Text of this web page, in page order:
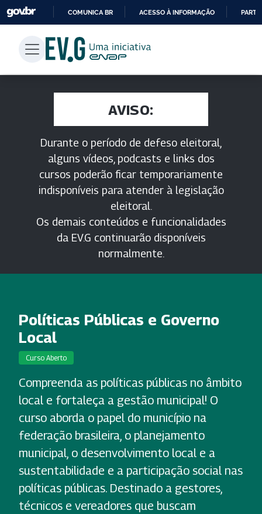
PARA
CONTEÚDO
COMUNICA BR ACESSO À INFORMAÇÃO
AVISO:
Durante o período de defeso eleitoral,
alguns vídeos, podcasts e links dos
cursos poderão ficar temporariamente
indisponíveis para atender à legislação
eleitoral.
Os demais conteúdos e funcionalidades
da EV.G continuarão disponíveis
normalmente.
Políticas Públicas e Governo
Local
Curso Aberto
Compreenda as políticas públicas no âmbito
local e fortaleça a gestão municipal! O
curso aborda o papel do município na
federação brasileira, o planejamento
municipal, o desenvolvimento local e a
sustentabilidade e a participação social nas
políticas públicas. Destinado a gestores,
técnicos e vereadores que buscam